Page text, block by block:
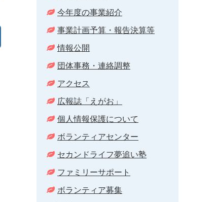
今年度の事業紹介
事業計画予算・報告決算等
情報公開
団体事務・連絡調整
アクセス
広報誌「えがお」
個人情報保護について
ボランティアセンター
セカンドライフ夢追い塾
ファミリーサポート
ボランティア募集